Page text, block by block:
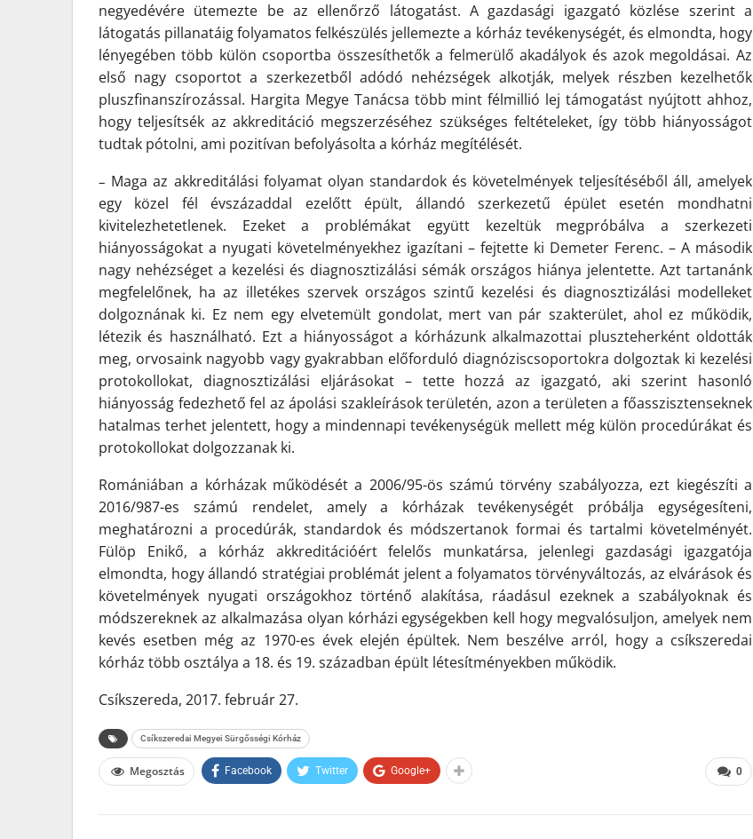
negyedévére ütemezte be az ellenőrző látogatást. A gazdasági igazgató közlése szerint a
látogatás pillanatáig folyamatos felkészülés jellemezte a kórház tevékenységét, és elmondta, hogy
lényegében több külön csoportba összesíthetők a felmerülő akadályok és azok megoldásai. Az
első nagy csoportot a szerkezetből adódó nehézségek alkotják, melyek részben kezelhetők
pluszfinanszírozással. Hargita Megye Tanácsa több mint félmillió lej támogatást nyújtott ahhoz,
hogy teljesítsék az akkreditáció megszerzéséhez szükséges feltételeket, így több hiányosságot
tudtak pótolni, ami pozitívan befolyásolta a kórház megítélését.
– Maga az akkreditálási folyamat olyan standardok és követelmények teljesítéséből áll, amelyek
egy közel fél évszázaddal ezelőtt épült, állandó szerkezetű épület esetén mondhatni
kivitelezhetetlenek. Ezeket a problémákat együtt kezeltük megpróbálva a szerkezeti
hiányosságokat a nyugati követelményekhez igazítani – fejtette ki Demeter Ferenc. – A második
nagy nehézséget a kezelési és diagnosztizálási sémák országos hiánya jelentette. Azt tartanánk
megfelelőnek, ha az illetékes szervek országos szintű kezelési és diagnosztizálási modelleket
dolgoznának ki. Ez nem egy elvetemült gondolat, mert van pár szakterület, ahol ez működik,
létezik és használható. Ezt a hiányosságot a kórházunk alkalmazottai pluszteherként oldották
meg, orvosaink nagyobb vagy gyakrabban előforduló diagnóziscsoportokra dolgoztak ki kezelési
protokollokat, diagnosztizálási eljárásokat – tette hozzá az igazgató, aki szerint hasonló
hiányosság fedezhető fel az ápolási szakleírások területén, azon a területen a főasszisztenseknek
hatalmas terhet jelentett, hogy a mindennapi tevékenységük mellett még külön procedúrákat és
protokollokat dolgozzanak ki.
Romániában a kórházak működését a 2006/95-ös számú törvény szabályozza, ezt kiegészíti a
2016/987-es számú rendelet, amely a kórházak tevékenységét próbálja egységesíteni,
meghatározni a procedúrák, standardok és módszertanok formai és tartalmi követelményét.
Fülöp Enikő, a kórház akkreditációért felelős munkatársa, jelenlegi gazdasági igazgatója
elmondta, hogy állandó stratégiai problémát jelent a folyamatos törvényváltozás, az elvárások és
követelmények nyugati országokhoz történő alakítása, ráadásul ezeknek a szabályoknak és
módszereknek az alkalmazása olyan kórházi egységekben kell hogy megvalósuljon, amelyek nem
kevés esetben még az 1970-es évek elején épültek. Nem beszélve arról, hogy a csíkszeredai
kórház több osztálya a 18. és 19. században épült létesítményekben működik.
Csíkszereda, 2017. február 27.
Csíkszeredai Megyei Sürgősségi Kórház
0
Megosztás Facebook Twitter Google+